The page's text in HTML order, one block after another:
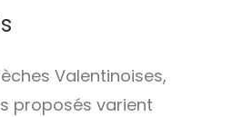
Valentinoises,
proposés varient